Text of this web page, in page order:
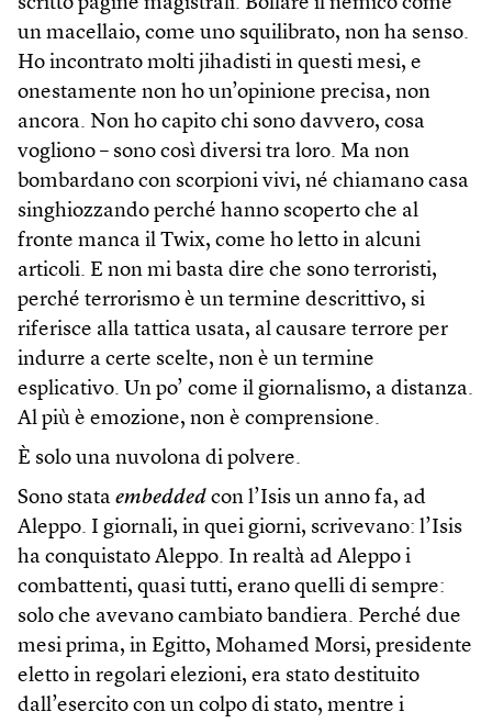
un macellaio, come uno squilibrato, non ha senso.
Ho incontrato molti jihadisti in questi mesi, e
onestamente non ho un’opinione precisa, non
ancora. Non ho capito chi sono davvero, cosa
vogliono – sono così diversi tra loro. Ma non
bombardano con scorpioni vivi, né chiamano casa
singhiozzando perché hanno scoperto che al
fronte manca il Twix, come ho letto in alcuni
articoli. E non mi basta dire che sono terroristi,
perché terrorismo è un termine descrittivo, si
riferisce alla tattica usata, al causare terrore per
indurre a certe scelte, non è un termine
esplicativo. Un po’ come il giornalismo, a distanza.
Al più è emozione, non è comprensione.
È solo una nuvolona di polvere.
Sono stata embedded con l’Isis un anno fa, ad
Aleppo. I giornali, in quei giorni, scrivevano: l’Isis
ha conquistato Aleppo. In realtà ad Aleppo i
combattenti, quasi tutti, erano quelli di sempre:
solo che avevano cambiato bandiera. Perché due
mesi prima, in Egitto, Mohamed Morsi, presidente
eletto in regolari elezioni, era stato destituito
dall’esercito con un colpo di stato, mentre i